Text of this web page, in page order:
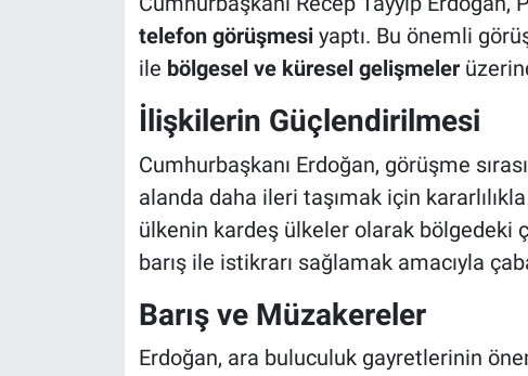
telefon görüşmesiyaptı. Bu önemli
ile bölgesel ve küresel gelişmeler
İlişkilerin Güçlendirilmesi
Cumhurbaşkanı Erdoğan, görüşme
alanda daha ileri taşımak için
ülkenin kardeş ülkeler olarak bölgedeki
barış ile istikrarı sağlamak amacıyla
Barış ve Müzakereler
Erdoğan, ara buluculuk gayretlerinin